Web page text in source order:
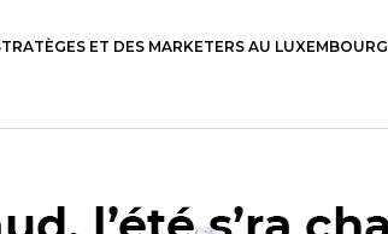
ET DES MARKETERS AU LUXEMBOURG